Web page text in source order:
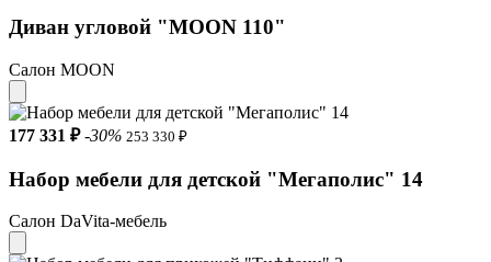
Диван угловой "MOON 110"
Салон MOON
177 331 ₽ -30% 253 330 ₽
Набор мебели для детской "Мегаполис" 14
Салон DaVita-мебель